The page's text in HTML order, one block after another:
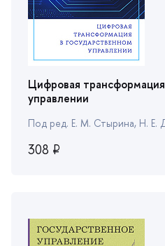
осуправление
Цифровая
управлении
Под ред. Е. М. Стырина, Н. Е.
308 ₽